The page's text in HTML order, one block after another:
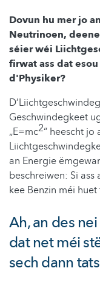
Dovun hu mer jo
Neutrinoen,
séier wéi
firwat ass dat
d'Physiker?
Geschwindegkeet
„E=mc2“ heescht jo
an Energie
beschreiwen: Si
kee Benzin méi
Ah, an des
dat net méi
sech dann